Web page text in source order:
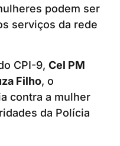
podem ser
serviços da rede
CPI-9, Cel PM
Filho, o
contra a mulher
da Polícia